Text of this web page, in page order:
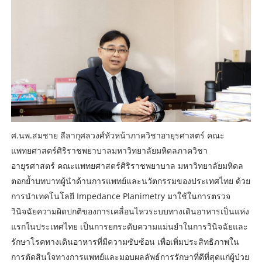
ศ.นพ.สมชาย ลีลากุศลวงศ์หัวหน้าภาควิชาอายุรศาสตร์ คณะ
แพทยศาสตร์ศิริราชพยาบาลมหาวิทยาลัยมหิดลภาควิชา
อายุรศาสตร์ คณะแพทยศาสตร์ศิริราชพยาบาล มหาวิทยาลัยมหิดล
ตอกย้ำบทบาทผู้นำด้านการแพทย์และนวัตกรรมของประเทศไทย ด้วย
การนำเทคโนโลยี Impedance Planimetry มาใช้ในการตรวจ
วินิจฉัยความผิดปกติของการเคลื่อนไหวระบบทางเดินอาหารเป็นแห่ง
แรกในประเทศไทย เป็นการยกระดับความแม่นยำในการวินิจฉัยและ
รักษาโรคทางเดินอาหารที่มีความซับซ้อน เพื่อเพิ่มประสิทธิภาพใน
การตัดสินใจทางการแพทย์และมอบผลลัพธ์การรักษาที่ดีที่สุดแก่ผู้ป่วย